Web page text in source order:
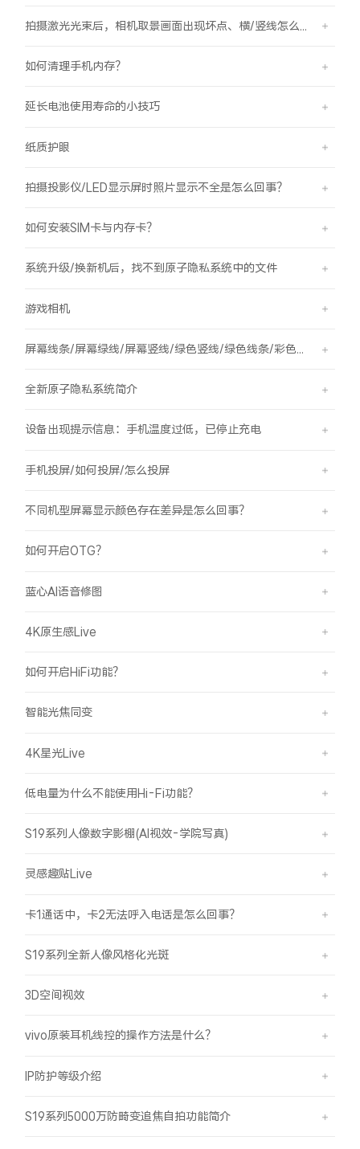
如何清理手机内存？
延长电池使用寿命的小技巧
纸质护眼
拍摄投影仪/LED显示屏时照片显示不全是怎么回事？
如何安装SIM卡与内存卡？
系统升级/换新机后，找不到原子隐私系统中的文件
游戏相机
全新原子隐私系统简介
设备出现提示信息：手机温度过低，已停止充电
手机投屏/如何投屏/怎么投屏
不同机型屏幕显示颜色存在差异是怎么回事？
如何开启OTG？
蓝心AI语音修图
4K原生感Live
如何开启HiFi功能？
智能光焦同变
4K星光Live
低电量为什么不能使用Hi-Fi功能？
S19系列人像数字影棚(AI视效-学院写真)
灵感趣贴Live
卡1通话中，卡2无法呼入电话是怎么回事？
S19系列全新人像风格化光斑
3D空间视效
vivo原装耳机线控的操作方法是什么？
IP防护等级介绍
S19系列5000万防畸变追焦自拍功能简介